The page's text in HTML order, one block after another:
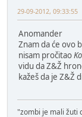
29-09-2012, 09:33:55
Anomander
Znam da će ovo
nisam pročitao
vidu da Z&Ž
kažeš da je Z&Ž
"zombi je mali žuti